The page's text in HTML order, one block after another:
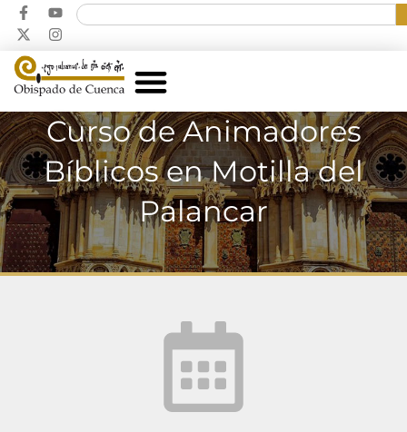
Curso de Animadores
Bíblicos en Motilla del
Palancar